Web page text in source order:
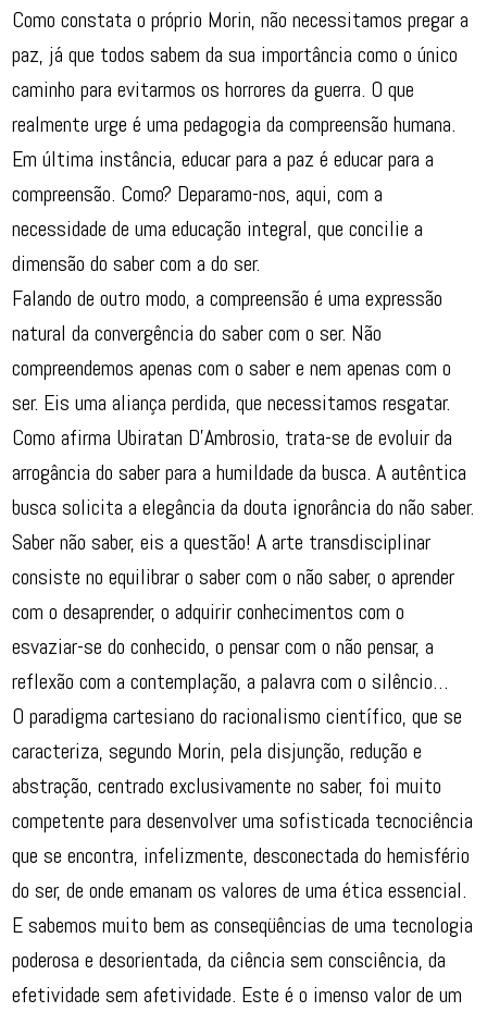
Como constata o próprio Morin, não necessitamos pregar a
paz, já que todos sabem da sua importância como o único
caminho para evitarmos os horrores da guerra. O que
realmente urge é uma pedagogia da compreensão humana.
Em última instância, educar para a paz é educar para a
compreensão. Como? Deparamo-nos, aqui, com a
necessidade de uma educação integral, que concilie a
dimensão do saber com a do ser.
Falando de outro modo, a compreensão é uma expressão
natural da convergência do saber com o ser. Não
compreendemos apenas com o saber e nem apenas com o
ser. Eis uma aliança perdida, que necessitamos resgatar.
Como afirma Ubiratan D’Ambrosio, trata-se de evoluir da
arrogância do saber para a humildade da busca. A autêntica
busca solicita a elegância da douta ignorância do não saber.
Saber não saber, eis a questão! A arte transdisciplinar
consiste no equilibrar o saber com o não saber, o aprender
com o desaprender, o adquirir conhecimentos com o
esvaziar-se do conhecido, o pensar com o não pensar, a
reflexão com a contemplação, a palavra com o silêncio…
O paradigma cartesiano do racionalismo científico, que se
caracteriza, segundo Morin, pela disjunção, redução e
abstração, centrado exclusivamente no saber, foi muito
competente para desenvolver uma sofisticada tecnociência
que se encontra, infelizmente, desconectada do hemisfério
do ser, de onde emanam os valores de uma ética essencial.
E sabemos muito bem as conseqüências de uma tecnologia
poderosa e desorientada, da ciência sem consciência, da
efetividade sem afetividade. Este é o imenso valor de um